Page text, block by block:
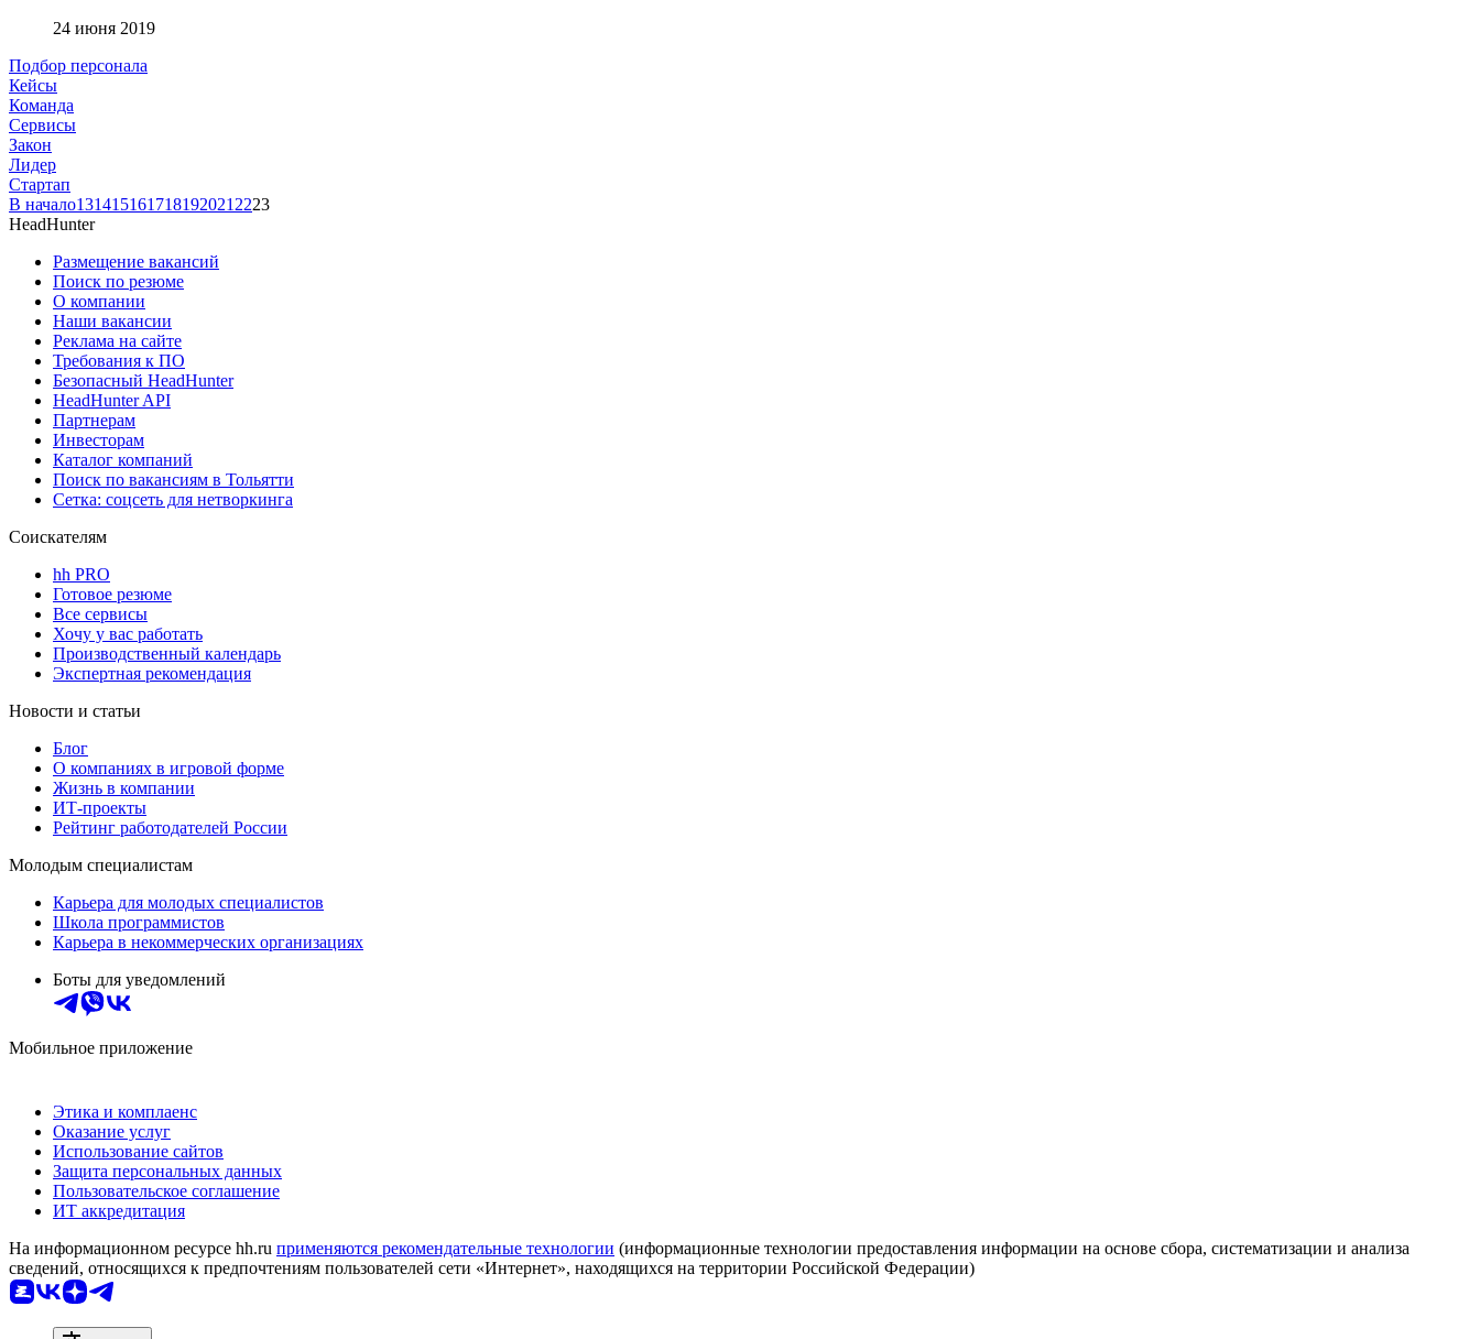
24 июня 2019
Подбор персонала
Кейсы
Команда
Сервисы
Закон
Лидер
Стартап
В начало131415161718192021 2223
HeadHunter
Размещение вакансий
Поиск по резюме
О компании
Наши вакансии
Реклама на сайте
Требования к ПО
Безопасный HeadHunter
HeadHunter API
Партнерам
Инвесторам
Каталог компаний
Поиск по вакансиям в Тольятти
Сетка: соцсеть для нетворкинга
Соискателям
hh PRO
Готовое резюме
Все сервисы
Хочу у вас работать
Производственный календарь
Экспертная рекомендация
Новости и статьи
Блог
О компаниях в игровой форме
Жизнь в компании
ИТ-проекты
Рейтинг работодателей России
Молодым специалистам
Карьера для молодых специалистов
Школа программистов
Карьера в некоммерческих организациях
Боты для уведомлений
Мобильное приложение
Этика и комплаенс
Оказание услуг
Использование сайтов
Защита персональных данных
Пользовательское соглашение
ИТ аккредитация
На информационном ресурсе hh.ru применяются рекомендательные технологии (информационные технологии предоставления информации на основе сбора, систематизации и анализа
сведений, относящихся к предпочтениям пользователей сети «Интернет», находящихся на территории Российской Федерации)